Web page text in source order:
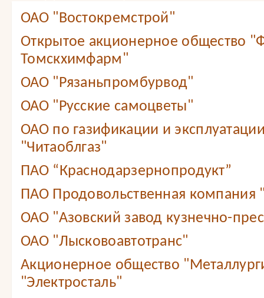
ОАО "Востокремстрой"
Открытое акционерное общество
Томскхимфарм"
ОАО "Рязаньпромбурвод"
ОАО "Русские самоцветы"
ОАО по газификации и эксплуатации
"Читаоблгаз"
ПАО “Краснодарзернопродукт”
ПАО Продовольственная
ОАО "Азовский завод кузнечно-
ОАО "Лысковоавтотранс"
Акционерное общество
"Электросталь"